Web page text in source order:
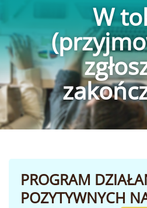
W
PROGRAM
POZYTYWNYCH